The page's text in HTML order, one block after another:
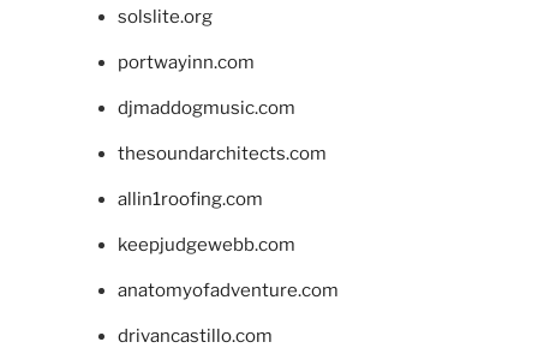
solslite.org
portwayinn.com
djmaddogmusic.com
thesoundarchitects.com
allin1roofing.com
keepjudgewebb.com
anatomyofadventure.com
drivancastillo.com